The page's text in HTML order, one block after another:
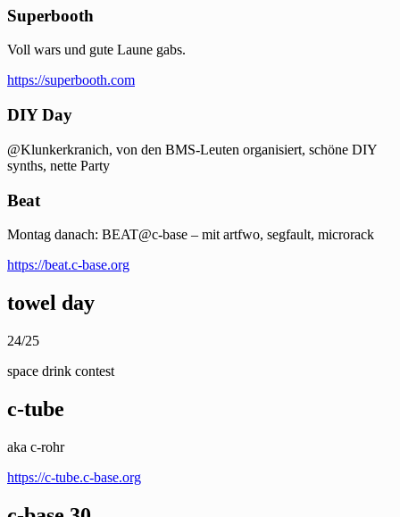
Superbooth
Voll wars und gute Laune gabs.
https://superbooth.com
DIY Day
@Klunkerkranich, von den BMS-Leuten organisiert, schöne DIY
synths, nette Party
Beat
Montag danach: BEAT@c-base – mit artfwo, segfault, microrack
https://beat.c-base.org
towel day
24/25
space drink contest
c-tube
aka c-rohr
https://c-tube.c-base.org